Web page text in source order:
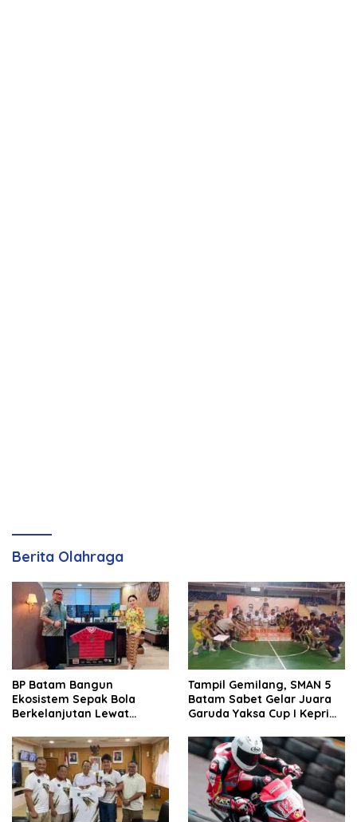
Berita Olahraga
BP Batam Bangun
Ekosistem Sepak Bola
Berkelanjutan Lewat
Tampil Gemilang, SMAN 5
Batam Sabet Gelar Juara
Garuda Yaksa Cup I Kepri